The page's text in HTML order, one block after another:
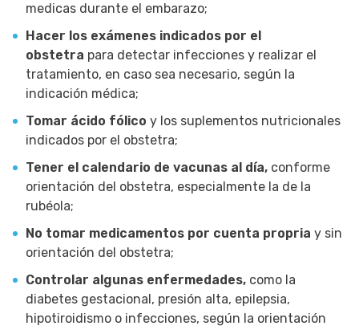
medicas durante el embarazo;
Hacer los exámenes indicados por el
obstetra para detectar infecciones y realizar el
tratamiento, en caso sea necesario, según la
indicación médica;
Tomar ácido fólico y los suplementos nutricionales
indicados por el obstetra;
Tener el calendario de vacunas al día, conforme
orientación del obstetra, especialmente la de la
rubéola;
No tomar medicamentos por cuenta propria y sin
orientación del obstetra;
Controlar algunas enfermedades, como la
diabetes gestacional, presión alta, epilepsia,
hipotiroidismo o infecciones, según la orientación